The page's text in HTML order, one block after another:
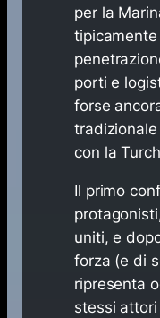
per la
tipicamente
porti e
forse
tradizionale
con la
Il primo
uniti, e
forza (e di
ripresenta
stessi